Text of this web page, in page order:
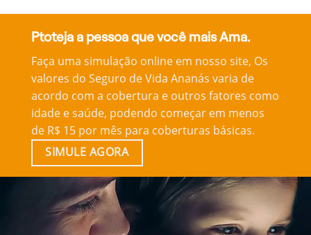
Ptoteja a pessoa que você mais Ama.
Faça uma simulação online em nosso site, Os
valores do Seguro de Vida Ananás varia de
acordo com a cobertura e outros fatores como
idade e saúde, podendo começar em menos
de R$ 15 por mês para coberturas básicas.
SIMULE AGORA